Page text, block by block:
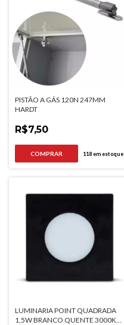
PISTÃO A GÁS 120N 247MM
HARDT
R$7,50
118em estoque
LUMINARIA POINT QUADRADA
1,5W BRANCO QUENTE 3000K